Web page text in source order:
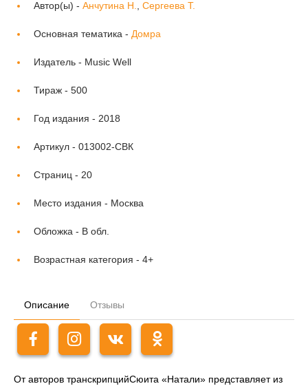
Автор(ы) - Анчутина Н. Сергеева Т.
Основная тематика - Домра
Издатель - Music Well
Тираж - 500
Год издания - 2018
Артикул - 013002-СВК
Страниц - 20
Место издания - Москва
Обложка - В обл.
Возрастная категория - 4+
Описание Отзывы
От авторов транскрипцийСюита «Натали» представляет из